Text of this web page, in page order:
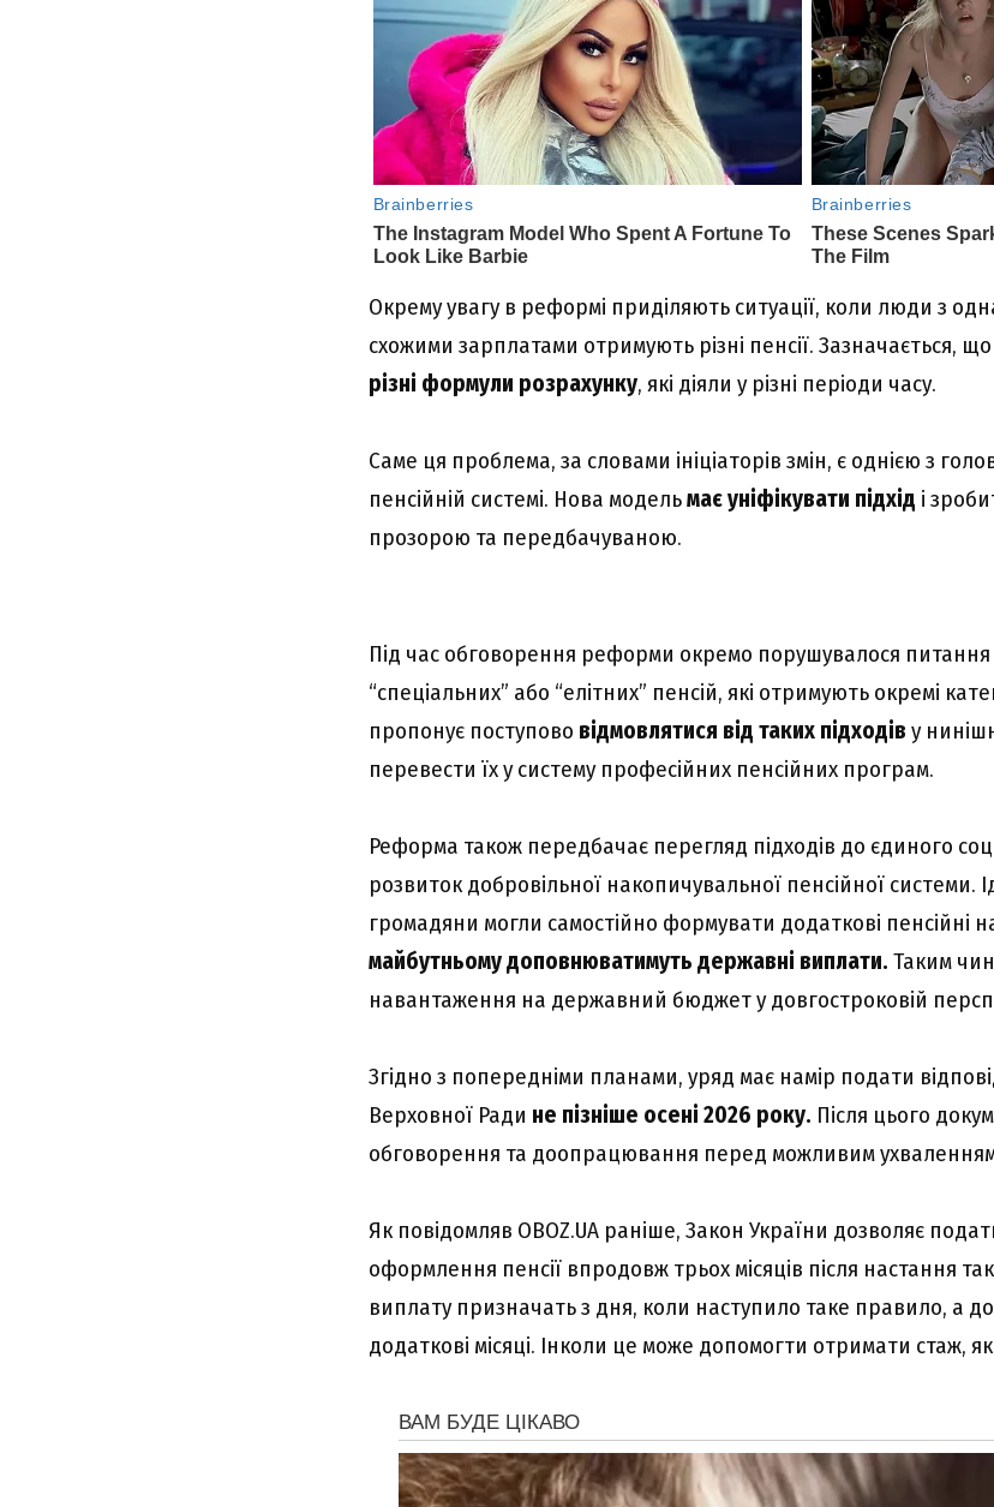
Окрему увагу в реформі приділяють ситуації, коли люди з
схожими зарплатами отримують різні пенсії. Зазначається, що
різні формули розрахунку, які діяли у різні періоди часу.
Саме ця проблема, за словами ініціаторів змін, є однією з
пенсійній системі. Нова модельмає уніфікувати підхід і
прозорою та передбачуваною.
Під час обговорення реформи окремо порушувалося питання
“спеціальних” або “елітних” пенсій, які отримують окремі
пропонує поступово відмовлятися від таких підходів у
перевести їх у систему професійних пенсійних програм.
Реформа також передбачає перегляд підходів до єдиного
розвиток добровільної накопичувальної пенсійної системи.
громадяни могли самостійно формувати додаткові пенсійні
майбутньому доповнюватимуть державні виплати. Таким
навантаження на державний бюджет у довгостроковій
Згідно з попередніми планами, уряд має намір подати
Верховної Ради не пізніше осені 2026 року. Після цього
обговорення та доопрацювання перед можливим
Як повідомляв OBOZ.UA раніше, Закон України дозволяє
оформлення пенсії впродовж трьох місяців після настання
виплату призначать з дня, коли наступило таке правило, а
додаткові місяці. Інколи це може допомогти отримати стаж,